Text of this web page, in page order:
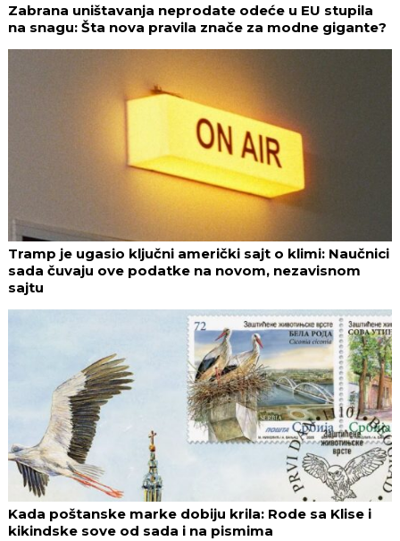
Zabrana uništavanja neprodate odeće u EU stupila
na snagu: Šta nova pravila znače za modne gigante?
Tramp je ugasio ključni američki sajt o klimi: Naučnici
sada čuvaju ove podatke na novom, nezavisnom
sajtu
Kada poštanske marke dobiju krila: Rode sa Klise i
kikindske sove od sada i na pismima